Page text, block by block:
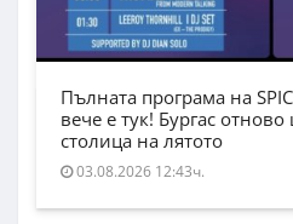
Пълната програма на
вече е тук! Бургас
столица на лятото
03.08.2026 12:43ч.